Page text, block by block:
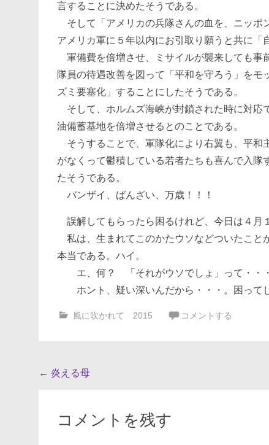
言することに決めたそうである。
そして「アメリカの兵隊さんの血を、ニッポ
アメリカ軍に５年以内にお引取り願うと共に「
軍備費を倍増させ、ミサイルが襲来しても事
隊員の待遇改善を図って「平和を守ろう」を
ズミ要塞化」することにしたそうである。
そして、ホルムズ海峡が封鎖された時に対応
油備蓄基地を倍増させるとのことである。
そうすることで、軍隊化により右翼も、平和
がなくって鬱積している若者たちも喜んで入
たそうである。
バンザイ、ばんざい、万歳！！！
誤解してもらったら困るけれど、今日は４月
私は、生まれてこのかたウソなどついたこと
本当である。ハイ。
エ、何？ 「それがウソでしょ」って・・・
ホント、疑い深いんだから・・・。困ってし
風に吹かれて 2015 コメントする
投
← 炎える母
コメントを残す